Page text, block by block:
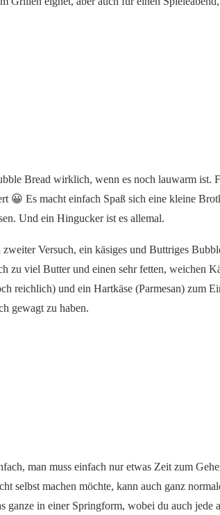
Bread wirklich, wenn es noch lauwarm ist.
😀 Es macht einfach Spaß sich eine kleine
Und ein Hingucker ist es allemal.
Versuch, ein käsiges und Buttriges
zu viel Butter und einen sehr fetten, weichen
reichlich) und ein Hartkäse (Parmesan) zum
gewagt zu haben.
man muss einfach nur etwas Zeit zum
selbst machen möchte, kann auch ganz
ganze in einer Springform, wobei du auch jede